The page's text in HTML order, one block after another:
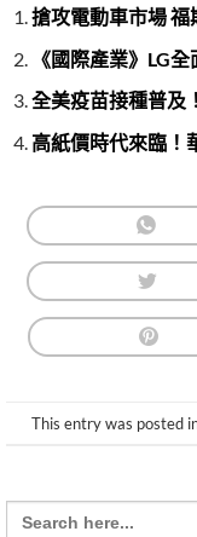
搶攻電動車市場
《國際產業》LG
全美疫苗接種普及
高紙價時代來臨！
This entry was posted
Search
for: